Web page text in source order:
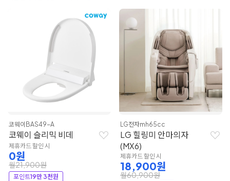
코웨이 BAS49-A
코웨이 슬리믹 비데
제휴카드 할인 시
0원
월21,900원
포인트19만 3천원
LG전자mh65cc
LG 힐링미 안마의자
(MX6)
제휴카드 할인 시
18,900원
월60,900원